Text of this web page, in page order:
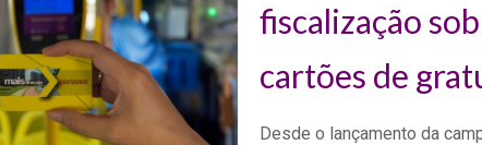
fiscalização
cartões de
Desde o lançamento da